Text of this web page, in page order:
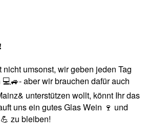
umsonst, wir geben jeden Tag
aber wir brauchen dafür auch
unterstützen wollt, könnt Ihr das
uns ein gutes Glas Wein 🍷 und
zu bleiben!